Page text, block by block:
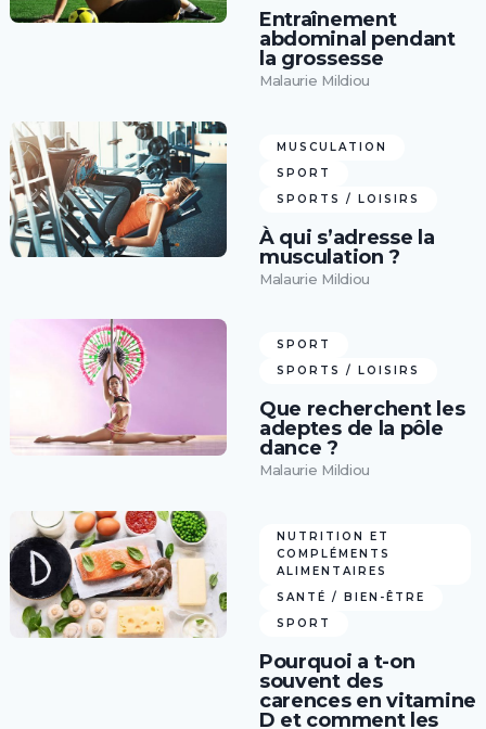
Entraînement
abdominal pendant
la grossesse
Malaurie Mildiou
MUSCULATION
SPORT
SPORTS / LOISIRS
À qui s’adresse la
musculation ?
Malaurie Mildiou
SPORT
SPORTS / LOISIRS
Que recherchent les
adeptes de la pôle
dance ?
Malaurie Mildiou
NUTRITION ET
COMPLÉMENTS
ALIMENTAIRES
SANTÉ / BIEN-ÊTRE
SPORT
Pourquoi a t-on
souvent des
carences en vitamine
D et comment les